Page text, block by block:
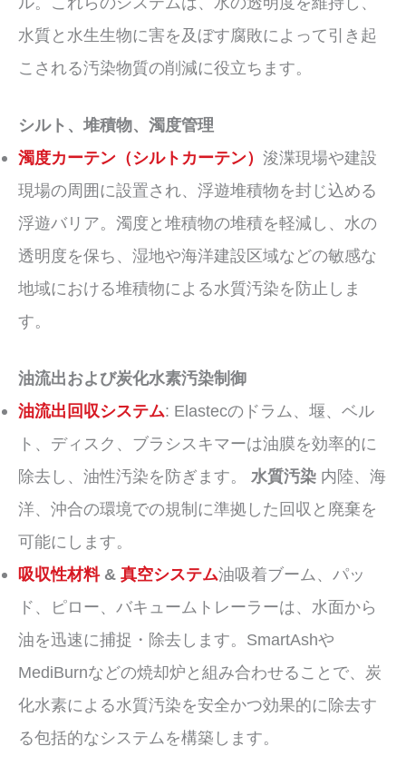
水質と水生生物に害を及ぼす腐敗によって引き起
こされる汚染物質の削減に役立ちます。
シルト、堆積物、濁度管理
濁度カーテン（シルトカーテン） 浚渫現場や建設
現場の周囲に設置され、浮遊堆積物を封じ込める
浮遊バリア。濁度と堆積物の堆積を軽減し、水の
透明度を保ち、湿地や海洋建設区域などの敏感な
地域における堆積物による水質汚染を防止しま
す。
油流出および炭化水素汚染制御
油流出回収システム: Elastecのドラム、堰、ベル
ト、ディスク、ブラシスキマーは油膜を効率的に
除去し、油性汚染を防ぎます。 水質汚染 内陸、海
洋、沖合の環境での規制に準拠した回収と廃棄を
可能にします。
吸収性材料& 真空システム油吸着ブーム、パッ
ド、ピロー、バキュームトレーラーは、水面から
油を迅速に捕捉・除去します。SmartAshや
MediBurnなどの焼却炉と組み合わせることで、炭
化水素による水質汚染を安全かつ効果的に除去す
る包括的なシステムを構築します。